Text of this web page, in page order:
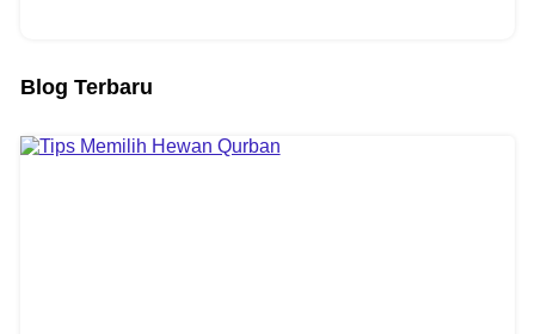
Blog Terbaru